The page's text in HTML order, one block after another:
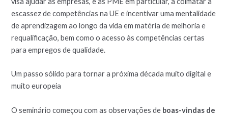
escassez de competências na UE e incentivar uma mentalidade
de aprendizagem ao longo da vida em matéria de melhoria e
requalificação, bem como o acesso às competências certas
para empregos de qualidade.
Um passo sólido para tornar a próxima década muito digital e
muito europeia
O seminário começou com as observações de boas-vindas de